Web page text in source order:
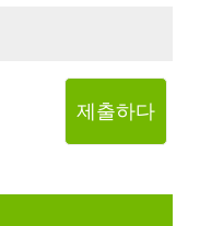
제출하다